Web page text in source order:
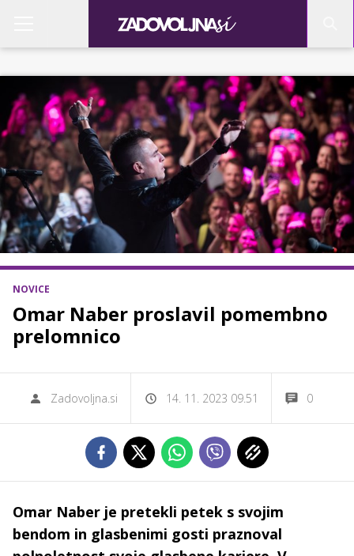
NOVICE
Omar Naber proslavil pomembno
prelomnico
Zadovoljna.si 14. 11. 2023 09.51 0
Omar Naber je pretekli petek s svojim
bendom in glasbenimi gosti praznoval